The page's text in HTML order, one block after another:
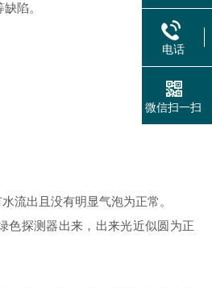
陷。
流出且没有明显气泡为正常。
探测器出来，出来光近似圆为正
电话
微信扫一扫